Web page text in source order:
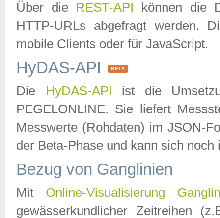
Über die REST-API können die
HTTP-URLs abgefragt werden.
mobile Clients oder für JavaScript.
HyDAS-API BETA
Die HyDAS-API ist die
PEGELONLINE. Sie liefert
Messwerte (Rohdaten) im JSON-
der Beta-Phase und kann sich noch
Bezug von Ganglinien
Mit Online-Visualisierung
gewässerkundlicher Zeitreihen